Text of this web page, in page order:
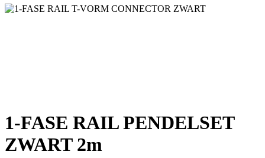
1-FASE RAIL PENDELSET
ZWART 2m